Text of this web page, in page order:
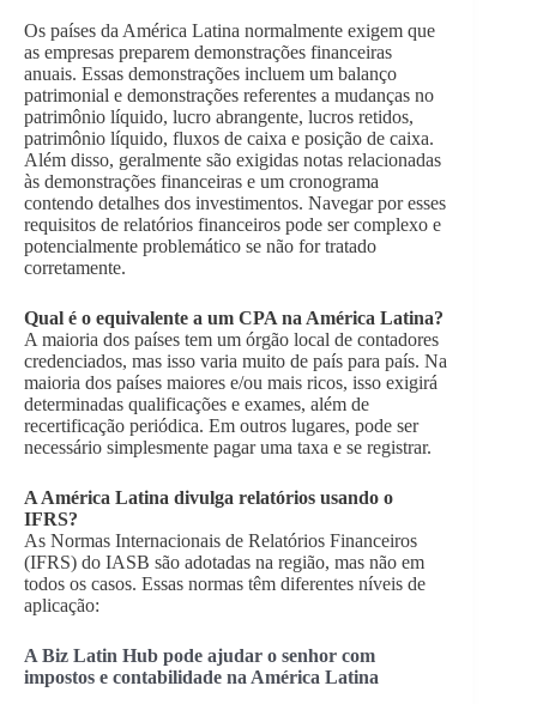
Os países da América Latina normalmente exigem que
as empresas preparem demonstrações financeiras
anuais. Essas demonstrações incluem um balanço
patrimonial e demonstrações referentes a mudanças no
patrimônio líquido, lucro abrangente, lucros retidos,
patrimônio líquido, fluxos de caixa e posição de caixa.
Além disso, geralmente são exigidas notas relacionadas
às demonstrações financeiras e um cronograma
contendo detalhes dos investimentos. Navegar por esses
requisitos de relatórios financeiros pode ser complexo e
potencialmente problemático se não for tratado
corretamente.
Qual é o equivalente a um CPA na América Latina?
A maioria dos países tem um órgão local de contadores
credenciados, mas isso varia muito de país para país. Na
maioria dos países maiores e/ou mais ricos, isso exigirá
determinadas qualificações e exames, além de
recertificação periódica. Em outros lugares, pode ser
necessário simplesmente pagar uma taxa e se registrar.
A América Latina divulga relatórios usando o
IFRS?
As Normas Internacionais de Relatórios Financeiros
(IFRS) do IASB são adotadas na região, mas não em
todos os casos. Essas normas têm diferentes níveis de
aplicação:
A Biz Latin Hub pode ajudar o senhor com
impostos e contabilidade na América Latina